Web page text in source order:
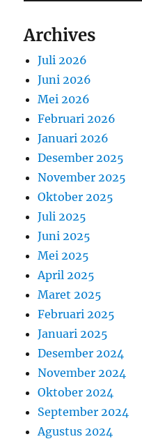
Archives
Juli 2026
Juni 2026
Mei 2026
Februari 2026
Januari 2026
Desember 2025
November 2025
Oktober 2025
Juli 2025
Juni 2025
Mei 2025
April 2025
Maret 2025
Februari 2025
Januari 2025
Desember 2024
November 2024
Oktober 2024
September 2024
Agustus 2024